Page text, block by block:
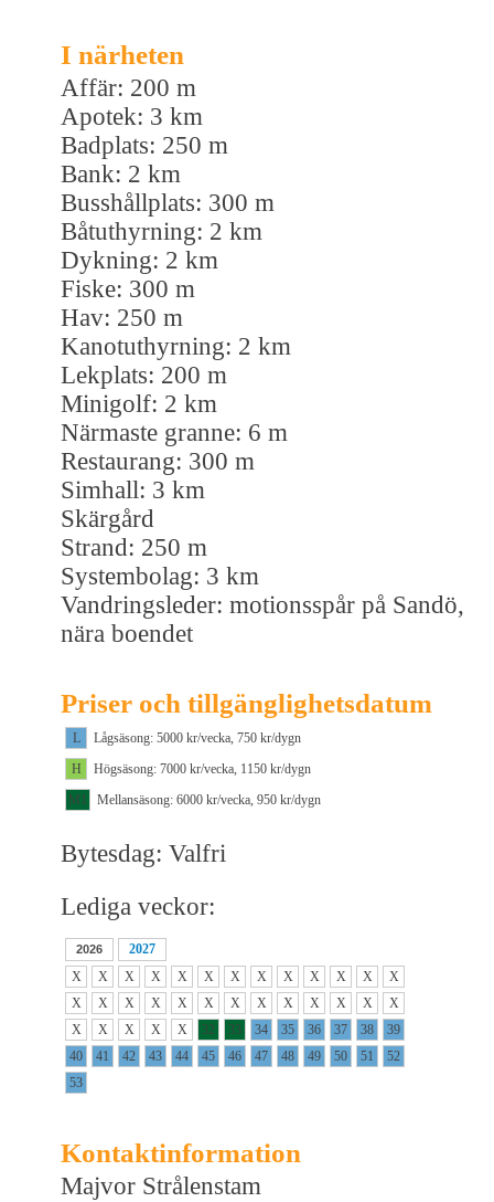
I närheten
Affär: 200 m
Apotek: 3 km
Badplats: 250 m
Bank: 2 km
Busshållplats: 300 m
Båtuthyrning: 2 km
Dykning: 2 km
Fiske: 300 m
Hav: 250 m
Kanotuthyrning: 2 km
Lekplats: 200 m
Minigolf: 2 km
Närmaste granne: 6 m
Restaurang: 300 m
Simhall: 3 km
Skärgård
Strand: 250 m
Systembolag: 3 km
Vandringsleder: motionsspår på Sandö,
nära boendet
Priser och tillgänglighetsdatum
L
Lågsäsong: 5000 kr/vecka, 750 kr/dygn
H
Högsäsong: 7000 kr/vecka, 1150 kr/dygn
M1
Mellansäsong: 6000 kr/vecka, 950 kr/dygn
Bytesdag: Valfri
Lediga veckor:
2026
2027
X
X X X X X X X X X X X
X
X
X X X X X X X X X X X
X
X
X X X X 32 33 34 35 36 37 38
39
40
41 42 43 44 45 46 47 48 49 50 51
52
53
Kontaktinformation
Majvor Strålenstam